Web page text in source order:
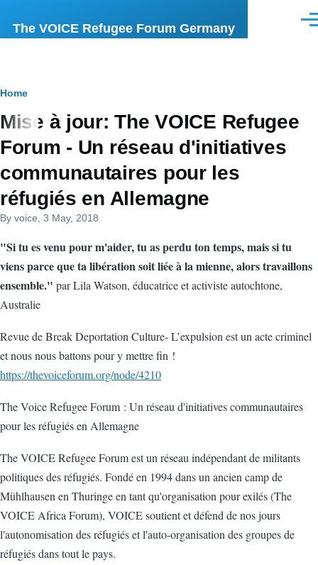
The VOICE Refugee Forum Germany
Breadcrumb
Home
Mise à jour: The VOICE Refugee
Forum - Un réseau d'initiatives
communautaires pour les
réfugiés en Allemagne
By voice , 3 May, 2018
"Si tu es venu pour m'aider, tu as perdu ton temps, mais si tu
viens parce que ta libération soit liée à la mienne, alors travaillons
ensemble." par Lila Watson, éducatrice et activiste autochtone,
Australie
Revue de Break Deportation Culture- L’expulsion est un acte criminel
et nous nous battons pour y mettre fin !
https://thevoiceforum.org/node/4210
The Voice Refugee Forum : Un réseau d'initiatives communautaires
pour les réfugiés en Allemagne
The VOICE Refugee Forum est un réseau indépendant de militants
politiques des réfugiés. Fondé en 1994 dans un ancien camp de
Mühlhausen en Thuringe en tant qu'organisation pour exilés (The
VOICE Africa Forum), VOICE soutient et défend de nos jours
l'autonomisation des réfugiés et l'auto-organisation des groupes de
réfugiés dans tout le pays.